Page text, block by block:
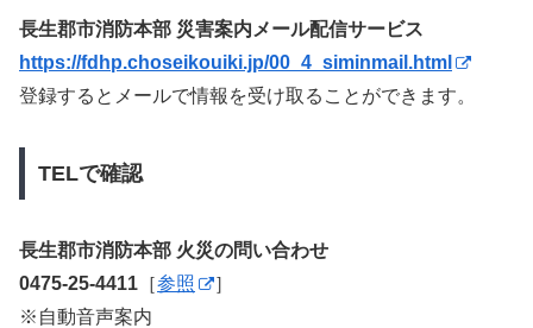
長生郡市消防本部 災害案内メール配信サービス
https://fdhp.choseikouiki.jp/00_4_siminmail.html
登録するとメールで情報を受け取ることができます。
TELで確認
長生郡市消防本部 火災の問い合わせ
0475-25-4411 ［参照
］
※自動音声案内